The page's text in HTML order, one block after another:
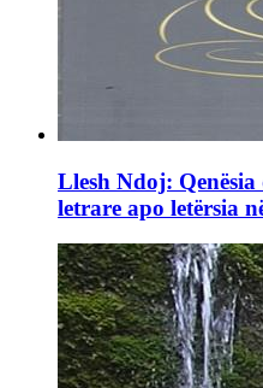
Llesh Ndoj:
letrare apo letërsia